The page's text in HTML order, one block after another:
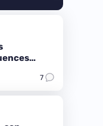
7